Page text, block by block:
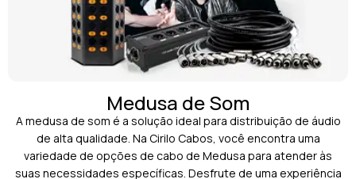
Medusa de Som
A medusa de som é a solução ideal para distribuição de áudio
de alta qualidade. Na Cirilo Cabos, você encontra uma
variedade de opções de cabo de Medusa para atender às
suas necessidades específicas. Desfrute de uma experiência